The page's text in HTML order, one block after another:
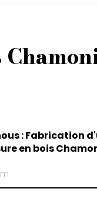
: Fabrication
en bois